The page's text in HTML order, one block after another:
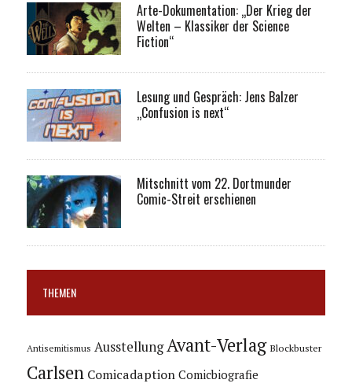
Arte-Dokumentation: „Der Krieg der
Welten – Klassiker der Science
Fiction“
Lesung und Gespräch: Jens Balzer
„Confusion is next“
Mitschnitt vom 22. Dortmunder
Comic-Streit erschienen
THEMEN
Antisemitismus Ausstellung Avant-Verlag Blockbuster
Carlsen Comicadaption Comicbiografie